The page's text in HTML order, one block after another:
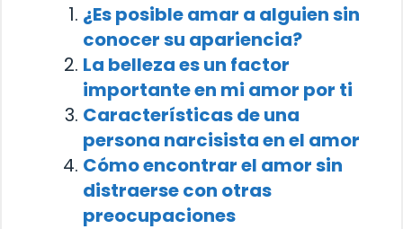
¿Es posible amar a alguien sin
conocer su apariencia?
La belleza es un factor
importante en mi amor por ti
Características de una
persona narcisista en el amor
Cómo encontrar el amor sin
distraerse con otras
preocupaciones